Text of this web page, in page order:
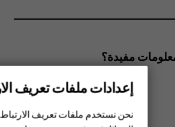
مفيدة؟
إعدادات ملفات تعريف
نحن نستخدم ملفات تعريف